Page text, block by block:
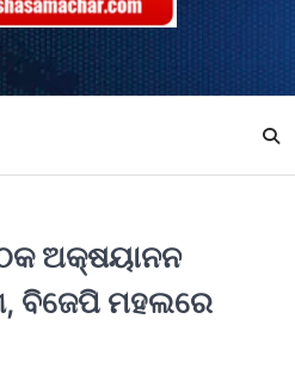
ଅକ୍ଷୟାନନ
ବିଜେପି ମହଲରେ